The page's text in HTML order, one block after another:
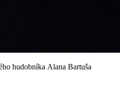
hudobníka Alana Bartuša